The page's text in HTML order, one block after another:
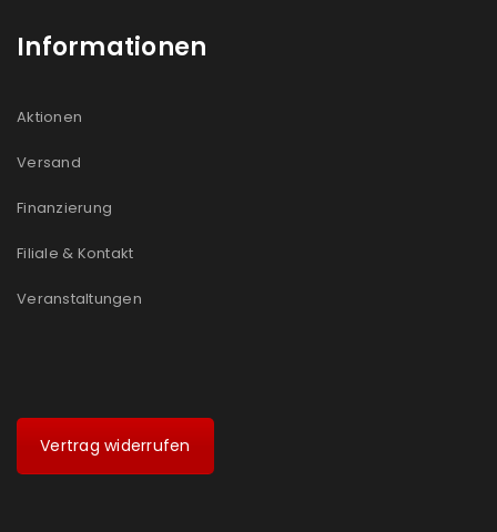
E-Mail-Adresse*
deine E-Mail-Adresse gesendet.
NEWSLETTER ABONNIEREN
us
Datenschutzerklärung
Informationen
Aktionen
Versand
Finanzierung
Filiale & Kontakt
Veranstaltungen
Vertrag widerrufen